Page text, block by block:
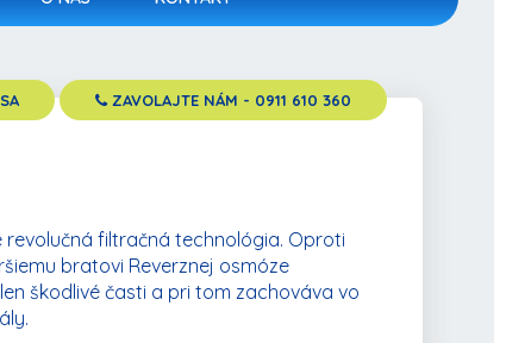
ZAVOLAJTE NÁM - 0911 610 360
revolučná filtračná technológia. Oproti
bratovi Reverznej osmóze
škodlivé časti a pri tom zachováva vo